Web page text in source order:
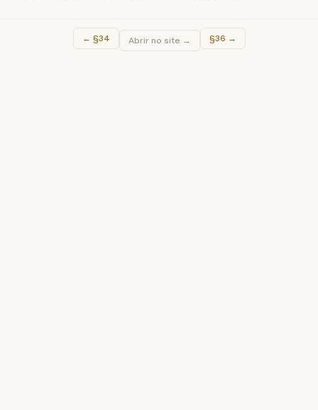
← §34 Abrir no site → §36 →